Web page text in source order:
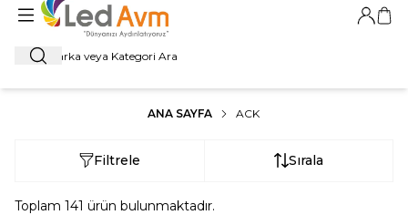
Ara
Giriş
ANA SAYFA ACK
Filtrele Sırala
Toplam 141 ürün bulunmaktadır.